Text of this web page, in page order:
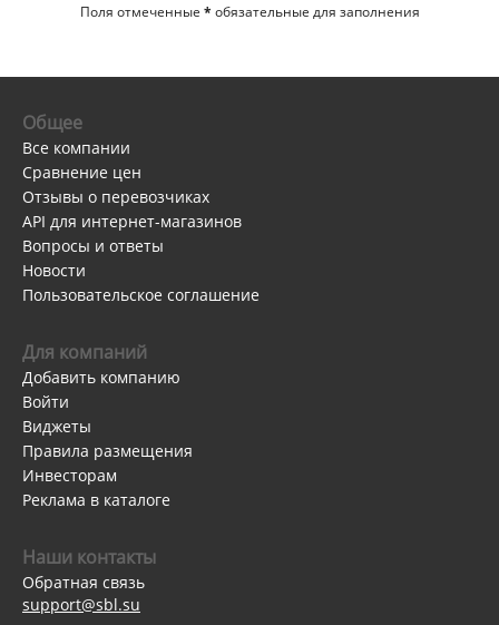
Поля отмеченные * обязательные для заполнения
Общее
Все компании
Сравнение цен
Отзывы о перевозчиках
API для интернет-магазинов
Вопросы и ответы
Новости
Пользовательское соглашение
Для компаний
Добавить компанию
Войти
Виджеты
Правила размещения
Инвесторам
Реклама в каталоге
Наши контакты
Обратная связь
support@sbl.su